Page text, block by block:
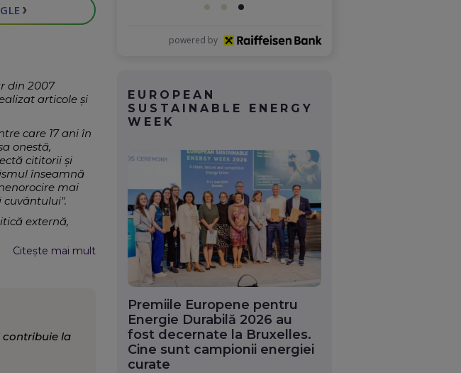
›
din 2007
articole și
care 17 ani în
onestă,
cititorii și
înseamnă
mai
externă,
Citește mai mult
contribuie la
powered by
EUROPEAN
SUSTAINABLE ENERGY
WEEK
Premiile Europene pentru
Energie Durabilă 2026 au
fost decernate la Bruxelles.
Cine sunt campionii energiei
curate